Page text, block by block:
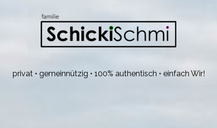
privat • gemeinnützig • 100% authentisch • einfach Wir!